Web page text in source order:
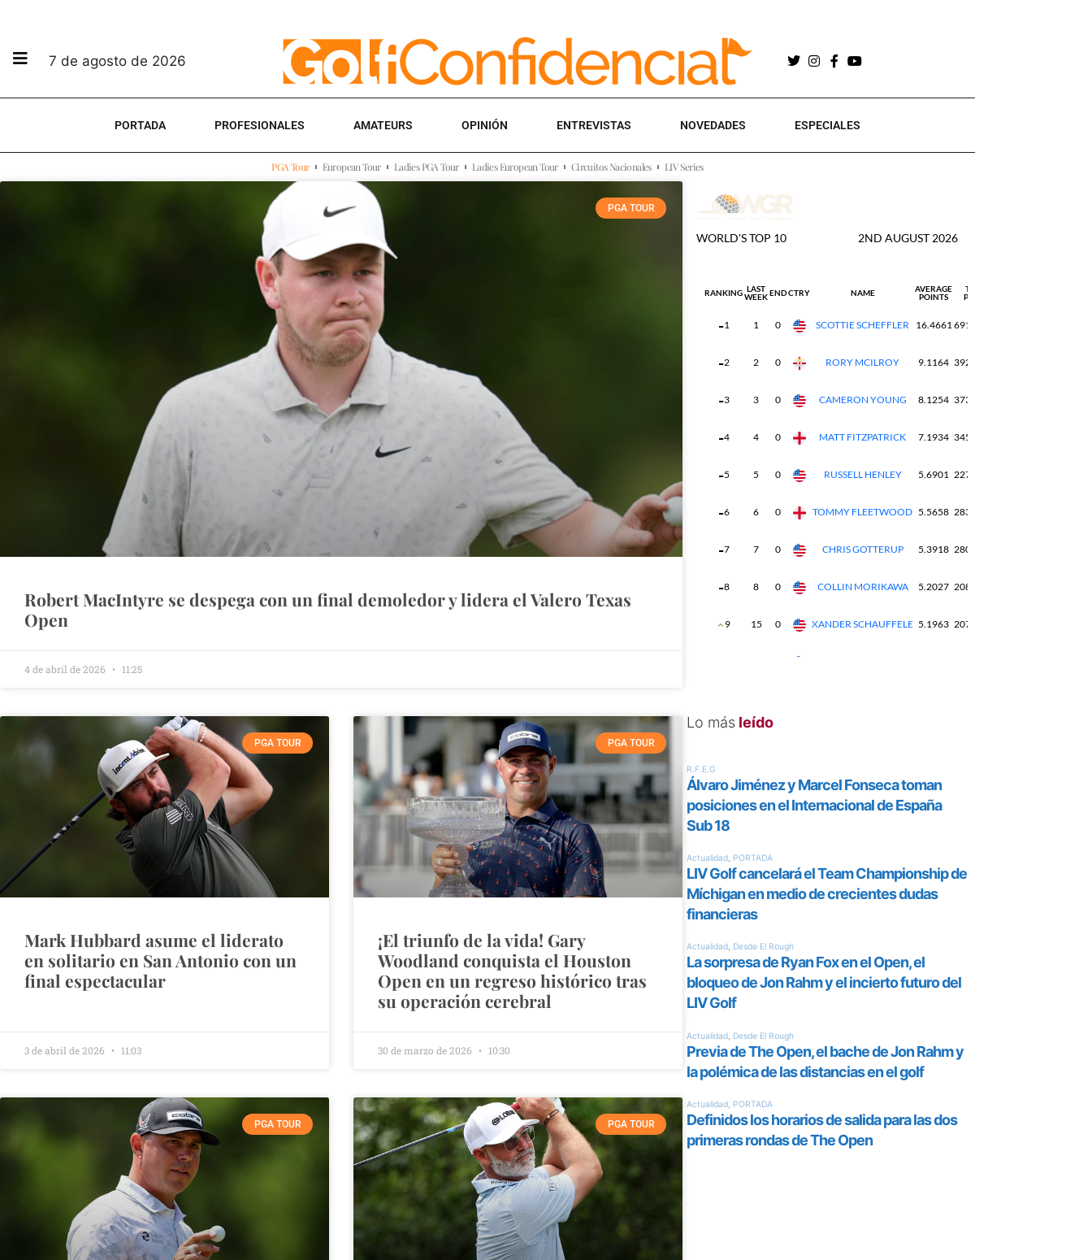
7 de agosto de 2026
PORTADA PROFESIONALES AMATEURS OPINIÓN ENTREVISTAS NOVEDADES ESPECIALES
PGA Tour European Tour Ladies PGA Tour Ladies European Tour Circuitos Nacionales LIV Series
PGA TOUR
Robert MacIntyre se despega con un final demoledor y lidera el Valero Texas
Open
4 de abril de 2026 11:25
PGA TOUR
Mark Hubbard asume el liderato
en solitario en San Antonio con un
final espectacular
3 de abril de 2026 11:03
PGA TOUR
¡El triunfo de la vida! Gary
Woodland conquista el Houston
Open en un regreso histórico tras
su operación cerebral
30 de marzo de 2026 10:30
PGA TOUR PGA TOUR
Lo más leído